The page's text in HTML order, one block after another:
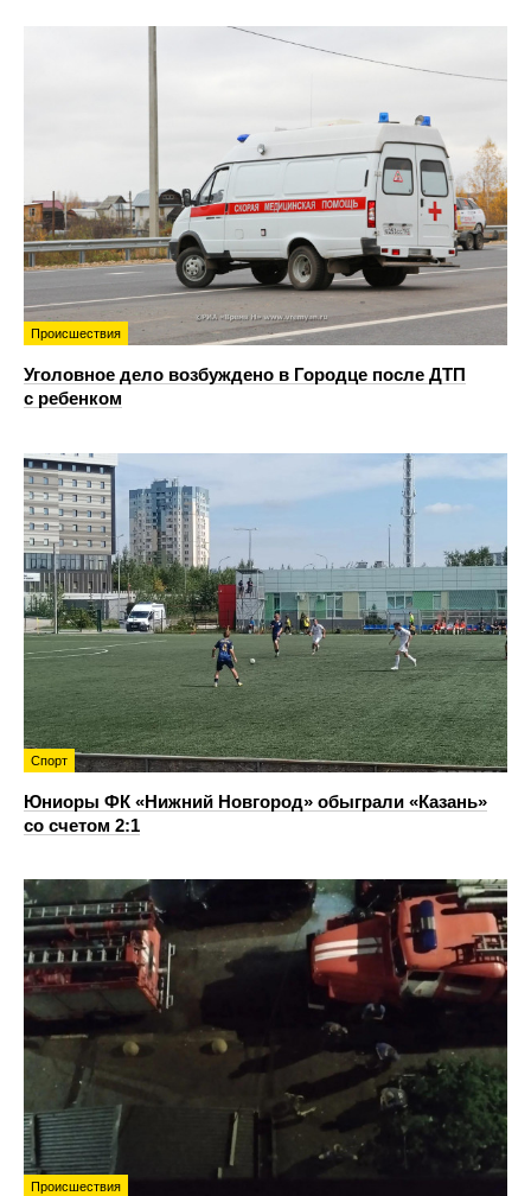
Происшествия
Уголовное дело возбуждено в Городце после ДТП
с ребенком
Спорт
Юниоры ФК «Нижний Новгород» обыграли «Казань»
со счетом 2:1
Происшествия